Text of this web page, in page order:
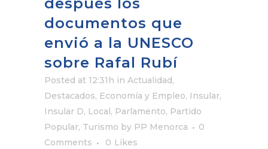
documentos que
envió a la UNESCO
sobre Rafal Rubí
Posted at 12:31h in Actualidad,
Destacados, Economía y Empleo, Insular,
Insular D, Local, Parlamento, Partido
Popular, Turismo by PP Menorca
0
Comments
0 Likes